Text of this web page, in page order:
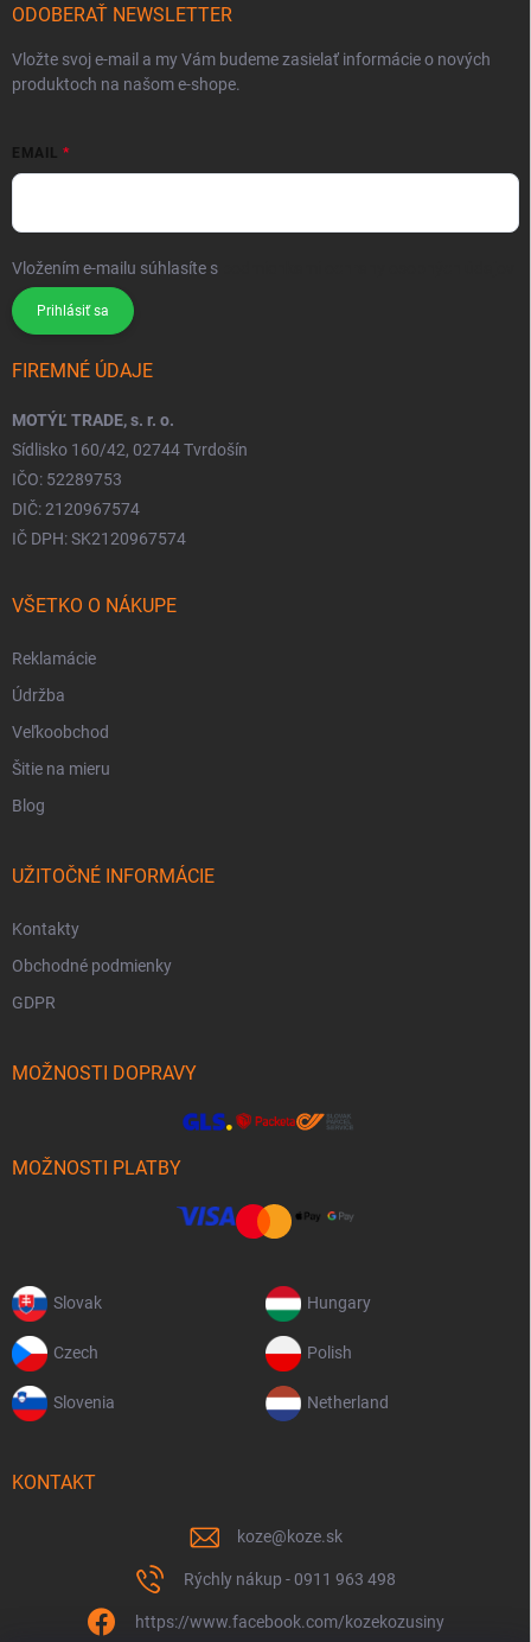
ODOBERAŤ NEWSLETTER
Vložte svoj e-mail a my Vám budeme zasielať informácie o nových
produktoch na našom e-shope.
EMAIL
Vložením e-mailu súhlasíte s
Prihlásiť sa
FIREMNÉ ÚDAJE
MOTÝĽ TRADE, s. r. o.
Sídlisko 160/42, 02744 Tvrdošín
IČO: 52289753
DIČ: 2120967574
IČ DPH: SK2120967574
VŠETKO O NÁKUPE
Reklamácie
Údržba
Veľkoobchod
Šitie na mieru
Blog
UŽITOČNÉ INFORMÁCIE
Kontakty
Obchodné podmienky
GDPR
MOŽNOSTI DOPRAVY
MOŽNOSTI PLATBY
Slovak Hungary
Czech Polish
Slovenia Netherland
KONTAKT
koze@koze.sk
Rýchly nákup - 0911 963 498
https://www.facebook.com/kozekozusiny